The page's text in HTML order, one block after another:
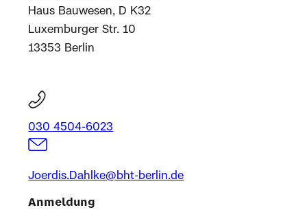
Haus Bauwesen, D K32
Luxemburger Str. 10
13353 Berlin
030 4504-6023
Joerdis.Dahlke@bht-berlin.de
Anmeldung